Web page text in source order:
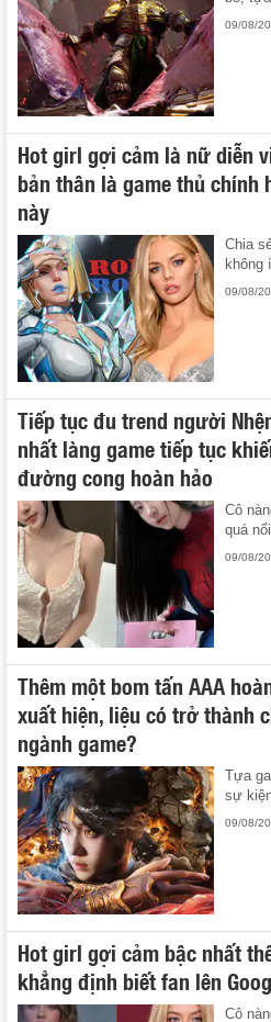
09/08/
Hot girl gợi cảm là nữ diễn
bản thân là game thủ
này
Chia
không
09/08/
Tiếp tục đu trend người
nhất làng game tiếp tục
đường cong hoàn hảo
Cô
quá
09/08/
Thêm một bom tấn AAA
xuất hiện, liệu có trở thành
ngành game?
Tựa
sự
09/08/
Hot girl gợi cảm bậc nhất
khẳng định biết fan lên
Cô